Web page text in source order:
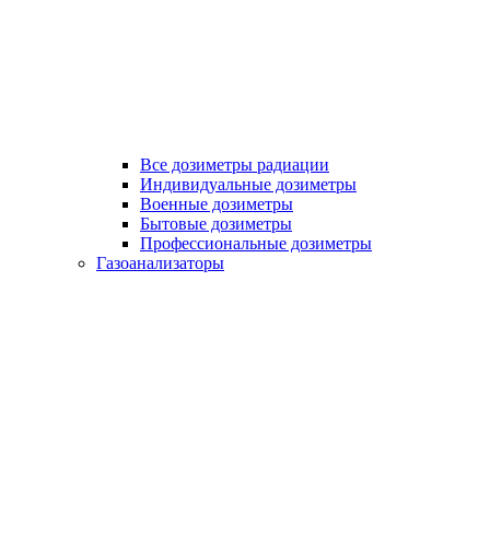
Все дозиметры радиации
Индивидуальные дозиметры
Военные дозиметры
Бытовые дозиметры
Профессиональные дозиметры
Газоанализаторы